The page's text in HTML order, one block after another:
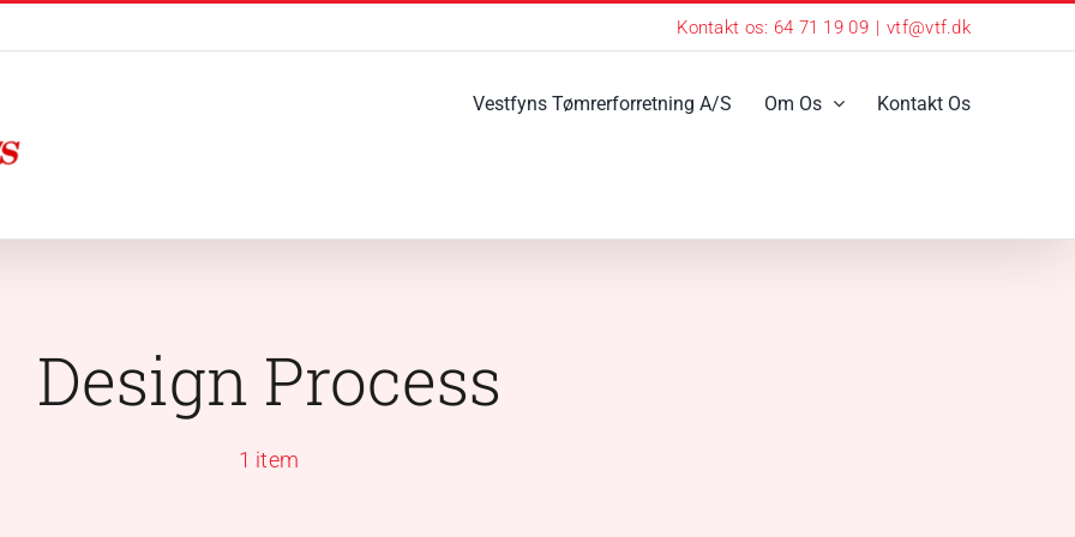
Kontakt os: 64 71 19 09 | vtf@vtf.dk
Vestfyns Tømrerforretning A/S Om Os Kontakt Os
Design Process
1 item